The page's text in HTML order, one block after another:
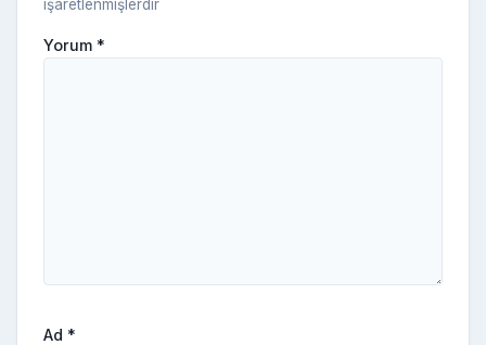
işaretlenmişlerdir
Yorum *
Ad *